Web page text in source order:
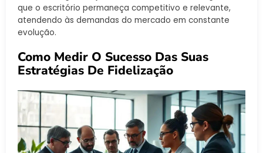
que o escritório permaneça competitivo e relevante,
atendendo às demandas do mercado em constante
evolução.
Como Medir O Sucesso Das Suas
Estratégias De Fidelização